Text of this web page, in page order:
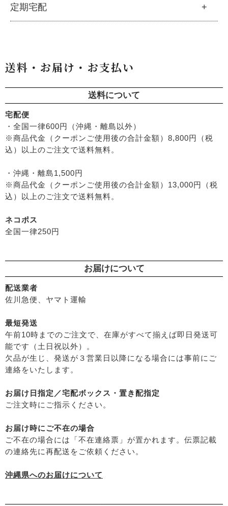
├クレンジング・洗顔
├クリーム・オイル
男性におすすめスキンケア
├ファンデーション
├リップ・ハンドケア
├入浴用
└デオドラント
├
├ヘアケア
├無添加シャンプー
├無添加コンディショナーなど
├ヘアミスト・ヘアオイル
├界面活性剤不使用シャンプー
├メイク
├クレンジンク
├ファンデーション
├肌質・お悩み別スキンケア
├乾燥肌・敏感
├オイリー肌
├毛穴の黒ずみ・角質・開き
├エイジングケア
└ニキビ・吹き出物
└お悩み・目的別ヘアケア
├頭皮のフケ・かゆみ・臭い
├艶・なめらか・パサつき
├メーカー直送品（豆・米・塩など）
├ マヨネーズ・ソース・甘味料
├玄米・穀類・粉類・シリアル
├麺・パスタ類
├漬物・乾物・海藻
├加工品
└コーヒー・茶類
├洗濯
├バス・トイレ
ブランド一覧
├アムリターラ
├かつらぎ（マグポーリン）
├五條良品販売（五條の霧水）
├コズグロ
├ジザニア
├
ナイアード
├ハーブ研究所（山澤清）
├パルセイユ（ボンヌプランツ）
├
ぺカルト
├ロゴナ
├グリーンハートインターナショナル
├カンホアの塩
├マルカワ味噌
├
ヤマヒサ
├渡部信一さんの無農薬豆
├がんこ本舗
├ナチュラムーン
├パックスナチュロン（太陽油脂）
└竹おやじ末廣さんの竹炭ミネラル
定期宅配
├無添加石鹸
└オーラルケア
送料・お届け・お支払い
送料について
宅配便
・全国一律600円（沖縄・離島以外）
※商品代金（クーポンご使用後の合計金額）8,800円（税
込）以上のご注文で送料無料。
・沖縄・離島1,500円
※商品代金（クーポンご使用後の合計金額）13,000円（税
込）以上のご注文で送料無料。
ネコポス
全国一律250円
お届けについて
配送業者
佐川急便、ヤマト運輸
最短発送
午前10時までのご注文で、在庫がすべて揃えば即日発送可
能です（土日祝以外）。
欠品が生じ、発送が３営業日以降になる場合には事前にご
連絡をいたします。
お届け日指定／宅配ボックス・置き配指定
ご注文時にご指示ください。
お届け時にご不在の場合
ご不在の場合には「不在連絡票」が置かれます。伝票記載
の連絡先に再配送をご依頼ください。
沖縄県へのお届けについて